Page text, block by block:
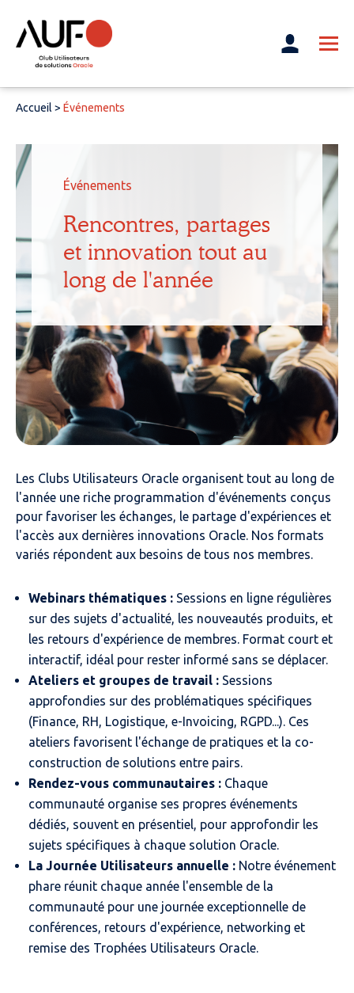
Accueil > Événements
Événements
Rencontres, partages
et innovation tout au
long de l'année
Les Clubs Utilisateurs Oracle organisent tout au long de
l'année une riche programmation d'événements conçus
pour favoriser les échanges, le partage d'expériences et
l'accès aux dernières innovations Oracle. Nos formats
variés répondent aux besoins de tous nos membres.
Webinars thématiques : Sessions en ligne régulières
sur des sujets d'actualité, les nouveautés produits, et
les retours d'expérience de membres. Format court et
interactif, idéal pour rester informé sans se déplacer.
Ateliers et groupes de travail : Sessions
approfondies sur des problématiques spécifiques
(Finance, RH, Logistique, e-Invoicing, RGPD...). Ces
ateliers favorisent l'échange de pratiques et la co-
construction de solutions entre pairs.
Rendez-vous communautaires : Chaque
communauté organise ses propres événements
dédiés, souvent en présentiel, pour approfondir les
sujets spécifiques à chaque solution Oracle.
La Journée Utilisateurs annuelle : Notre événement
phare réunit chaque année l'ensemble de la
communauté pour une journée exceptionnelle de
conférences, retours d'expérience, networking et
remise des Trophées Utilisateurs Oracle.